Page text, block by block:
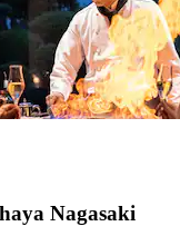
Nagasaki